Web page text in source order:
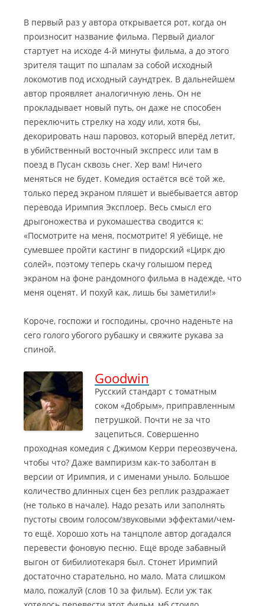
В первый раз у автора открывается рот, когда он
произносит название фильма. Первый диалог
стартует на исходе 4-й минуты фильма, а до этого
зрителя тащит по шпалам за собой исходный
локомотив под исходный саундтрек. В дальнейшем
автор проявляет аналогичную лень. Он не
прокладывает новый путь, он даже не способен
переключить стрелку на ходу или, хотя бы,
декорировать наш паровоз, который вперёд летит,
в убийственный восточный экспресс или там в
поезд в Пусан сквозь снег. Хер вам! Ничего
меняться не будет. Комедия остаётся всё той же,
только перед экраном пляшет и выёбывается автор
перевода Иримпия Эксплоер. Весь смысл его
дрыгоножества и рукомашества сводится к:
«Посмотрите на меня, посмотрите! Я уёбище, не
сумевшее пройти кастинг в пидорский «Цирк дю
солей», поэтому теперь скачу голышом перед
экраном на фоне рандомного фильма в надежде, что
меня оценят. И похуй как, лишь бы заметили!»
Короче, госпожи и господины, срочно наденьте на
сего голого убогого рубашку и свяжите рукава за
спиной.
Goodwin
Русский стандарт с томатным
соком «Добрым», приправленным
петрушкой. Почти не за что
зацепиться. Совершенно
проходная комедия с Джимом Керри переозвучена,
чтобы что? Даже вампиризм как-то заболтан в
версии от Иримпия, и с именами уныло. Большое
количество длинных сцен без реплик раздражает
(не только в начале). Надо резать или заполнять
пустоты своим голосом/звуковыми эффектами/чем-
то ещё. Хорошо хоть на танцполе автор догадался
перевести фоновую песню. Ещё вроде забавный
выгон от бибилиотекаря был. Стонет Иримпий
достаточно старательно, но мало. Мата слишком
мало, пожалуй (слов 10 за фильм). Если уж так